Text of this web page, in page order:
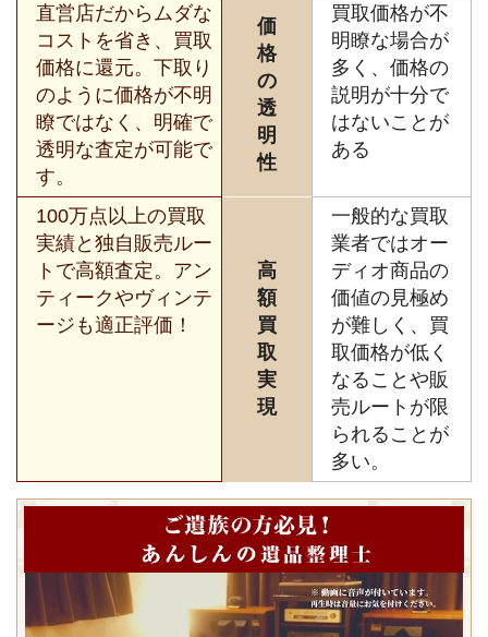
直営店だからムダな
コストを省き、買取
価格に還元。下取り
のように価格が不明
瞭ではなく、明確で
透明な査定が可能で
す。
価
格
の
透
明
性
買取価格が不
明瞭な場合が
多く、価格の
説明が十分で
はないことが
ある
100万点以上の買取
実績と独自販売ルー
トで高額査定。アン
ティークやヴィンテ
ージも適正評価！
高
額
買
取
実
現
一般的な買取
業者ではオー
ディオ商品の
価値の見極め
が難しく、買
取価格が低く
なることや販
売ルートが限
られることが
多い。